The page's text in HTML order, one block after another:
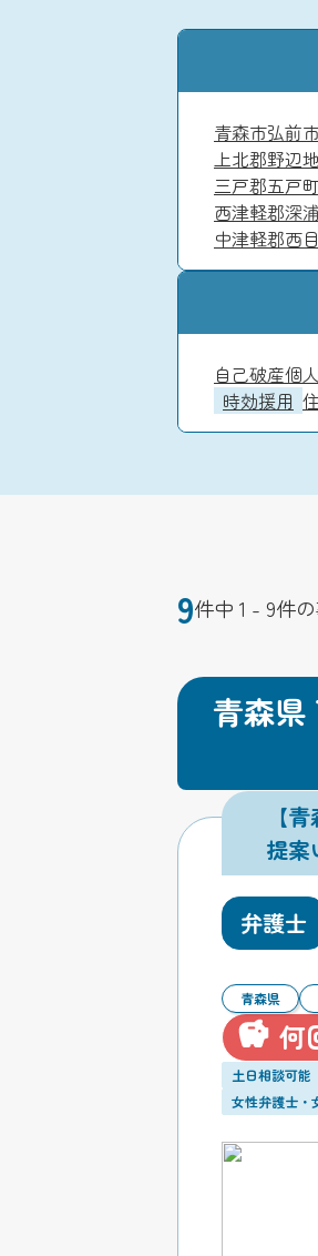
青森市弘前
上北郡野辺
三戸郡五戸
西津軽郡深
中津軽郡西
自己破産個
時効援用
9件中 1 - 9件
青森県
【
提案
弁護士
青森県
何
土日相談可能
女性弁護士・